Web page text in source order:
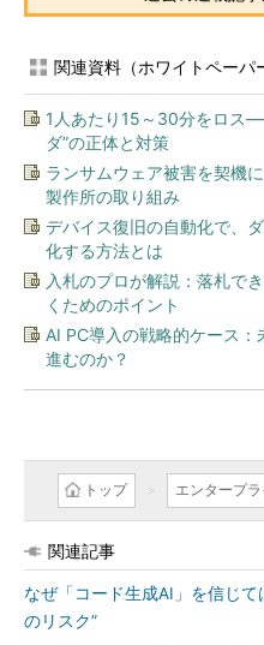
関連資料（ホワイトペーパ
1人あたり15～30分をロス
ダ”の正体と対策
ランサムウェア被害を契機
製作所の取り組み
デバイス復旧の自動化で、
化する方法とは
入札のプロが解説：落札で
くためのポイント
AI PC導入の戦略的ケース
進むのか？
トップ エンタープ
関連記事
なぜ「コード生成AI」を信じ
のリスク”